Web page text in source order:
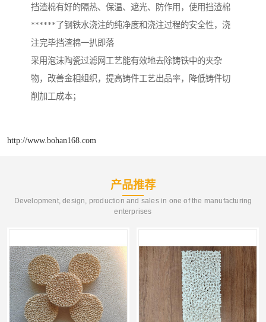
挡渣棉有好的隔热、保温、遮光、防作用，使用挡渣棉
******了钢铁水浇注的纯净度和浇注过程的安全性，浇
注完毕挡渣棉一扒即落
采用泡沫陶瓷过滤网工艺能有效地去除铸铁中的夹杂
物，改善金相组织，提高铸件工艺出品率，降低铸件切
削加工成本；
http://www.bohan168.com
产品推荐
Development, design, production and sales in one of the manufacturing
enterprises